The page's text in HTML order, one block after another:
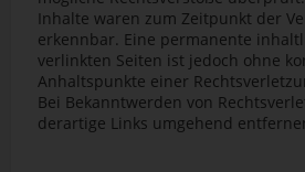
Inhalte waren zum Zeitpunkt der
erkennbar. Eine permanente
verlinkten Seiten ist jedoch ohne
Anhaltspunkte einer
Bei Bekanntwerden von
derartige Links umgehend